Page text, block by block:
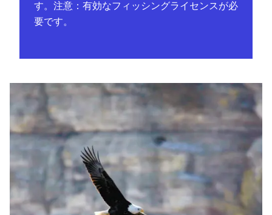
す。注意：有効なフィッシングライセンスが必
要です。